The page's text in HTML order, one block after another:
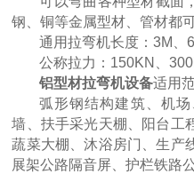
大型卷板机厂家
钢、铜等金属型材、管材都
通用拉弯机长度：3M、
公称拉力：150KN、
铝型材拉弯机设备适用
弧形钢结构建筑、机
墙、扶手采光天棚、阳台工
蔬菜大棚、沐浴房门、生产
展架公路隔音屏、护栏铁路